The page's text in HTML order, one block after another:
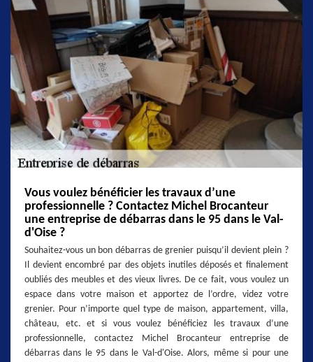
Vous voulez bénéficier les travaux d’une
professionnelle ? Contactez Michel Brocanteur
une entreprise de débarras dans le 95 dans le Val-
d'Oise ?
Souhaitez-vous un bon débarras de grenier puisqu’il devient plein ?
Il devient encombré par des objets inutiles déposés et finalement
oubliés des meubles et des vieux livres. De ce fait, vous voulez un
espace dans votre maison et apportez de l’ordre, videz votre
grenier. Pour n’importe quel type de maison, appartement, villa,
château, etc. et si vous voulez bénéficiez les travaux d’une
professionnelle, contactez Michel Brocanteur entreprise de
débarras dans le 95 dans le Val-d'Oise. Alors, même si pour une